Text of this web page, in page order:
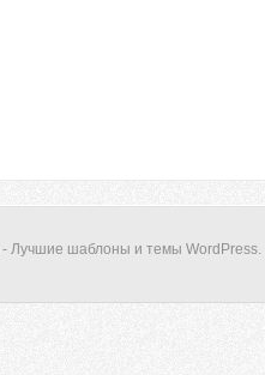
- Лучшие шаблоны и темы